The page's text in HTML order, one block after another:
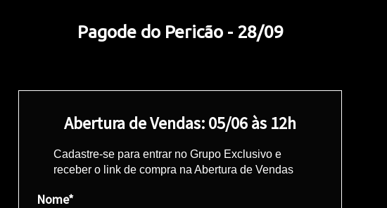
Pagode do Pericão - 28/09
Abertura de Vendas: 05/06 às 12h
Cadastre-se para entrar no Grupo Exclusivo e
receber o link de compra na Abertura de Vendas
Nome*